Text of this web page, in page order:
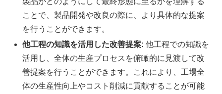
ことで、製品開発や改良の際に、より具体的な提案
を行うことができます。
他工程の知識を活用した改善提案: 他工程での知識を
活用し、全体の生産プロセスを俯瞰的に見渡して改
善提案を行うことができます。これにより、工場全
体の生産性向上やコスト削減に貢献することが可能